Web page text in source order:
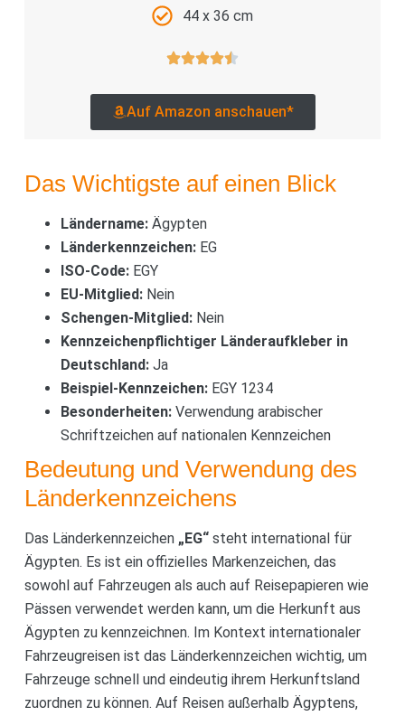
44 x 36 cm
Auf Amazon anschauen*
Das Wichtigste auf einen Blick
Ländername:Ägypten
Länderkennzeichen:EG
ISO-Code:EGY
EU-Mitglied:Nein
Schengen-Mitglied:Nein
Kennzeichenpflichtiger Länderaufkleber in
Deutschland:Ja
Beispiel-Kennzeichen:EGY 1234
Besonderheiten:Verwendung arabischer
Schriftzeichen auf nationalen Kennzeichen
Bedeutung und Verwendung des
Länderkennzeichens
Das Länderkennzeichen „EG“steht international für
Ägypten. Es ist ein offizielles Markenzeichen, das
sowohl auf Fahrzeugen als auch auf Reisepapieren wie
Pässen verwendet werden kann, um die Herkunft aus
Ägypten zu kennzeichnen. Im Kontext internationaler
Fahrzeugreisen ist das Länderkennzeichen wichtig, um
Fahrzeuge schnell und eindeutig ihrem Herkunftsland
zuordnen zu können. Auf Reisen außerhalb Ägyptens,